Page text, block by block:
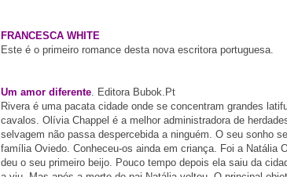
FRANCESCA WHITE
Este é o primeiro romance desta nova escritora portuguesa.
Um amor diferente . Editora Bubok.Pt
Rivera é uma pacata cidade onde se concentram grandes
cavalos. Olívia Chappel é a melhor administradora de
selvagem não passa despercebida a ninguém. O seu sonho
família Oviedo. Conheceu-os ainda em criança. Foi a Natália
deu o seu primeiro beijo. Pouco tempo depois ela saiu da